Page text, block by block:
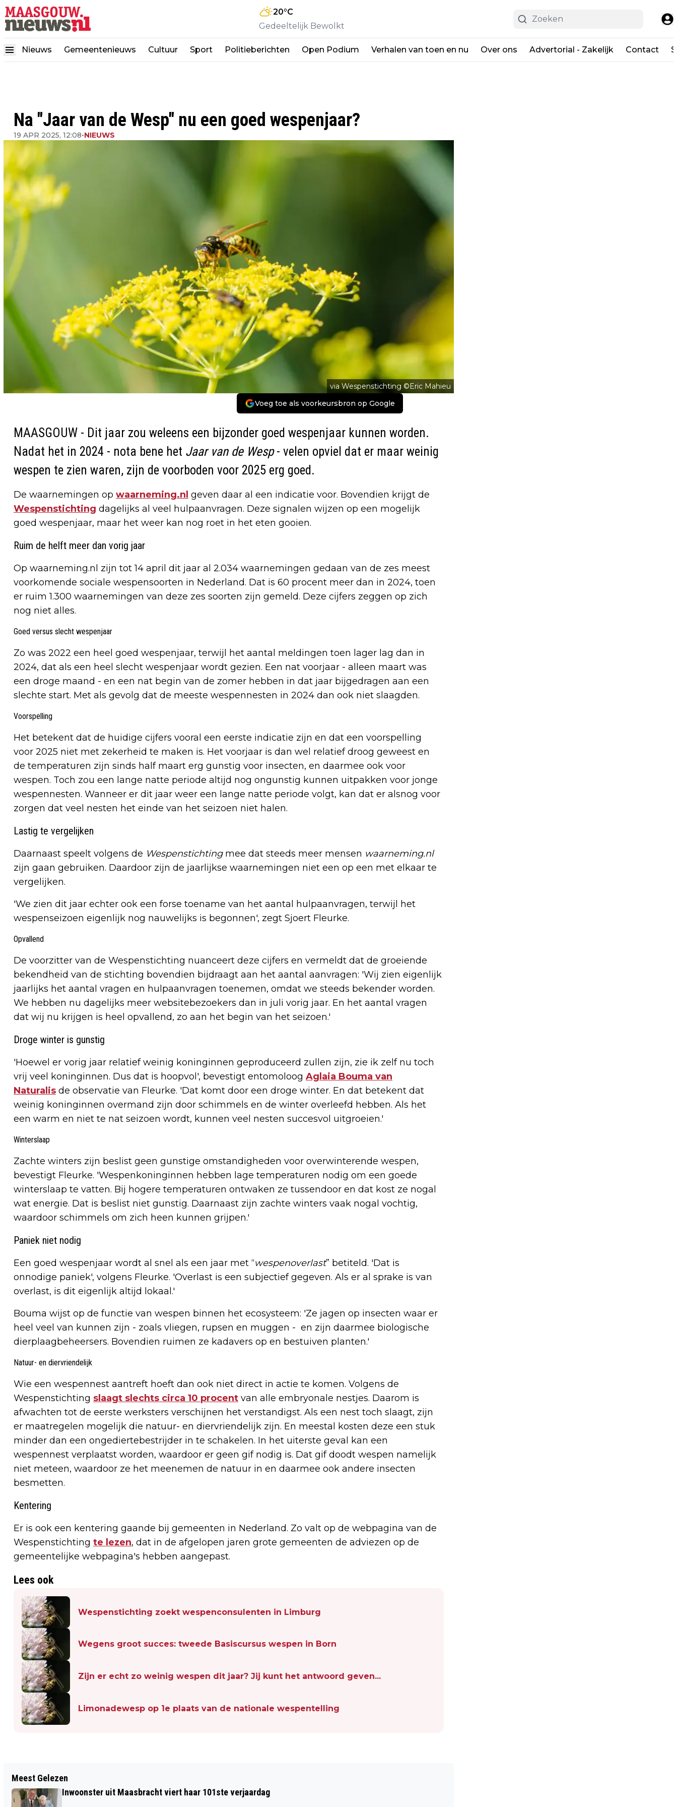
20°C
Gedeeltelijk Bewolkt
Nieuws Gemeentenieuws Cultuur Sport Politieberichten Open Podium Verhalen van toen en nu Over ons Advertorial - Zakelijk Contact
Na "Jaar van de Wesp" nu een goed wespenjaar?
19 APR 2025, 12:08•NIEUWS
via Wespenstichting ©️Eric Mahieu
Voeg toe als voorkeursbron op Google
MAASGOUW - Dit jaar zou weleens een bijzonder goed wespenjaar kunnen worden.
Nadat het in 2024 - nota bene het Jaar van de Wesp- velen opviel dat er maar weinig
wespen te zien waren, zijn de voorboden voor 2025 erg goed.
De waarnemingen op waarneming.nl geven daar al een indicatie voor. Bovendien krijgt de
Wespenstichting dagelijks al veel hulpaanvragen. Deze signalen wijzen op een mogelijk
goed wespenjaar, maar het weer kan nog roet in het eten gooien.
Ruim de helft meer dan vorig jaar
Op waarneming.nl zijn tot 14 april dit jaar al 2.034 waarnemingen gedaan van de zes meest
voorkomende sociale wespensoorten in Nederland. Dat is 60 procent meer dan in 2024, toen
er ruim 1.300 waarnemingen van deze zes soorten zijn gemeld. Deze cijfers zeggen op zich
nog niet alles.
Goed versus slecht wespenjaar
Zo was 2022 een heel goed wespenjaar, terwijl het aantal meldingen toen lager lag dan in
2024, dat als een heel slecht wespenjaar wordt gezien. Een nat voorjaar - alleen maart was
een droge maand - en een nat begin van de zomer hebben in dat jaar bijgedragen aan een
slechte start. Met als gevolg dat de meeste wespennesten in 2024 dan ook niet slaagden.
Voorspelling
Het betekent dat de huidige cijfers vooral een eerste indicatie zijn en dat een voorspelling
voor 2025 niet met zekerheid te maken is. Het voorjaar is dan wel relatief droog geweest en
de temperaturen zijn sinds half maart erg gunstig voor insecten, en daarmee ook voor
wespen. Toch zou een lange natte periode altijd nog ongunstig kunnen uitpakken voor jonge
wespennesten. Wanneer er dit jaar weer een lange natte periode volgt, kan dat er alsnog voor
zorgen dat veel nesten het einde van het seizoen niet halen.
Lastig te vergelijken
Daarnaast speelt volgens de Wespenstichting mee dat steeds meer mensen waarneming.nl
zijn gaan gebruiken. Daardoor zijn de jaarlijkse waarnemingen niet een op een met elkaar te
vergelijken.
'We zien dit jaar echter ook een forse toename van het aantal hulpaanvragen, terwijl het
wespenseizoen eigenlijk nog nauwelijks is begonnen', zegt Sjoert Fleurke.
Opvallend
De voorzitter van de Wespenstichting nuanceert deze cijfers en vermeldt dat de groeiende
bekendheid van de stichting bovendien bijdraagt aan het aantal aanvragen: 'Wij zien eigenlijk
jaarlijks het aantal vragen en hulpaanvragen toenemen, omdat we steeds bekender worden.
We hebben nu dagelijks meer websitebezoekers dan in juli vorig jaar. En het aantal vragen
dat wij nu krijgen is heel opvallend, zo aan het begin van het seizoen.'
Droge winter is gunstig
'Hoewel er vorig jaar relatief weinig koninginnen geproduceerd zullen zijn, zie ik zelf nu toch
vrij veel koninginnen. Dus dat is hoopvol', bevestigt entomoloog Aglaia Bouma van
Naturalis de observatie van Fleurke. 'Dat komt door een droge winter. En dat betekent dat
weinig koninginnen overmand zijn door schimmels en de winter overleefd hebben. Als het
een warm en niet te nat seizoen wordt, kunnen veel nesten succesvol uitgroeien.'
Winterslaap
Zachte winters zijn beslist geen gunstige omstandigheden voor overwinterende wespen,
bevestigt Fleurke. 'Wespenkoninginnen hebben lage temperaturen nodig om een goede
winterslaap te vatten. Bij hogere temperaturen ontwaken ze tussendoor en dat kost ze nogal
wat energie. Dat is beslist niet gunstig. Daarnaast zijn zachte winters vaak nogal vochtig,
waardoor schimmels om zich heen kunnen grijpen.'
Paniek niet nodig
Een goed wespenjaar wordt al snel als een jaar met “wespenoverlast” betiteld. 'Dat is
onnodige paniek', volgens Fleurke. 'Overlast is een subjectief gegeven. Als er al sprake is van
overlast, is dit eigenlijk altijd lokaal.'
Bouma wijst op de functie van wespen binnen het ecosysteem: 'Ze jagen op insecten waar er
heel veel van kunnen zijn - zoals vliegen, rupsen en muggen - en zijn daarmee biologische
dierplaagbeheersers. Bovendien ruimen ze kadavers op en bestuiven planten.'
Natuur- en diervriendelijk
Wie een wespennest aantreft hoeft dan ook niet direct in actie te komen. Volgens de
Wespenstichting slaagt slechts circa 10 procent van alle embryonale nestjes. Daarom is
afwachten tot de eerste werksters verschijnen het verstandigst. Als een nest toch slaagt, zijn
er maatregelen mogelijk die natuur- en diervriendelijk zijn. En meestal kosten deze een stuk
minder dan een ongediertebestrijder in te schakelen. In het uiterste geval kan een
wespennest verplaatst worden, waardoor er geen gif nodig is. Dat gif doodt wespen namelijk
niet meteen, waardoor ze het meenemen de natuur in en daarmee ook andere insecten
besmetten.
Kentering
Er is ook een kentering gaande bij gemeenten in Nederland. Zo valt op de webpagina van de
Wespenstichting te lezen, dat in de afgelopen jaren grote gemeenten de adviezen op de
gemeentelijke webpagina's hebben aangepast.
Lees ook
Wespenstichting zoekt wespenconsulenten in Limburg
Wegens groot succes: tweede Basiscursus wespen in Born
Zijn er echt zo weinig wespen dit jaar? Jij kunt het antwoord geven...
Limonadewesp op 1e plaats van de nationale wespentelling
ZACHT FRUIT, HARDE WAARHEID
TWEEDE PLAATS IN TEXTIEL RACE
Meest Gelezen
Inwoonster uit Maasbracht viert haar 101ste verjaardag